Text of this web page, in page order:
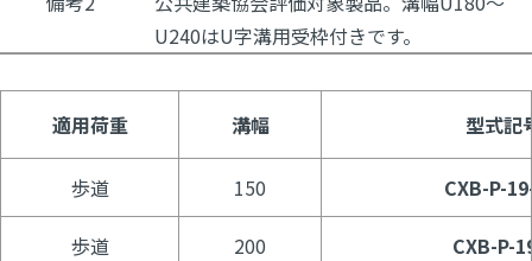
U240はU字溝用受枠付きです。
適用荷重 溝幅 型式記
歩道 150 CXB-P-
歩道 200 CXB-P-